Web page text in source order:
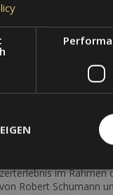
Therme Meran (50
Therme von Meran
Meran
und Massagen in
Hotel
Kultur- und
im
Robert Schumann